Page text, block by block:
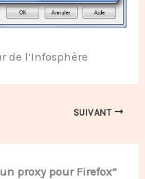
de l’Infosphère
SUIVANT
proxy pour Firefox”